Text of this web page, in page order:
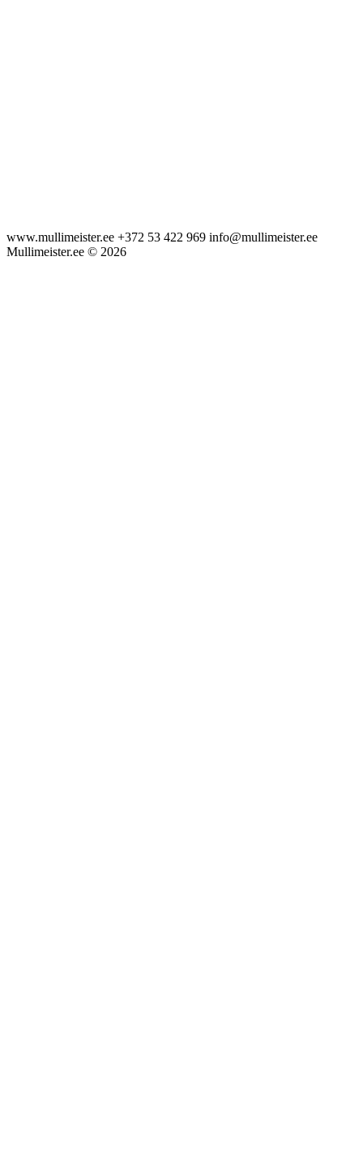
www.mullimeister.ee +372 53 422 969 info@mullimeister.ee
Mullimeister.ee © 2026